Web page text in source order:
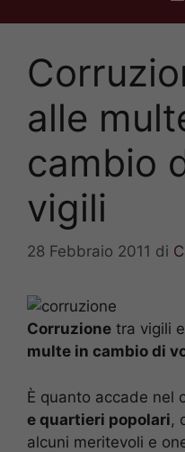
alle
cambio
vigili
28 Febbraio 2011 di
Corruzione tra vigili
multe in cambio di
È quanto accade nel
e quartieri popolari,
alcuni meritevoli e